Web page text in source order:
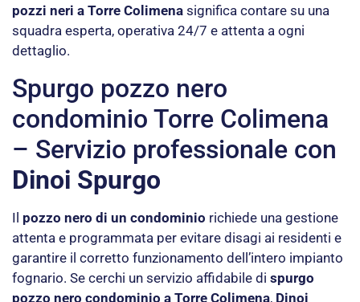
pozzi neri a Torre Colimena significa contare su una
squadra esperta, operativa 24/7 e attenta a ogni
dettaglio.
Spurgo pozzo nero
condominio Torre Colimena
– Servizio professionale con
Dinoi Spurgo
Il pozzo nero di un condominio richiede una gestione
attenta e programmata per evitare disagi ai residenti e
garantire il corretto funzionamento dell’intero impianto
fognario. Se cerchi un servizio affidabile di spurgo
pozzo nero condominio a Torre Colimena, Dinoi